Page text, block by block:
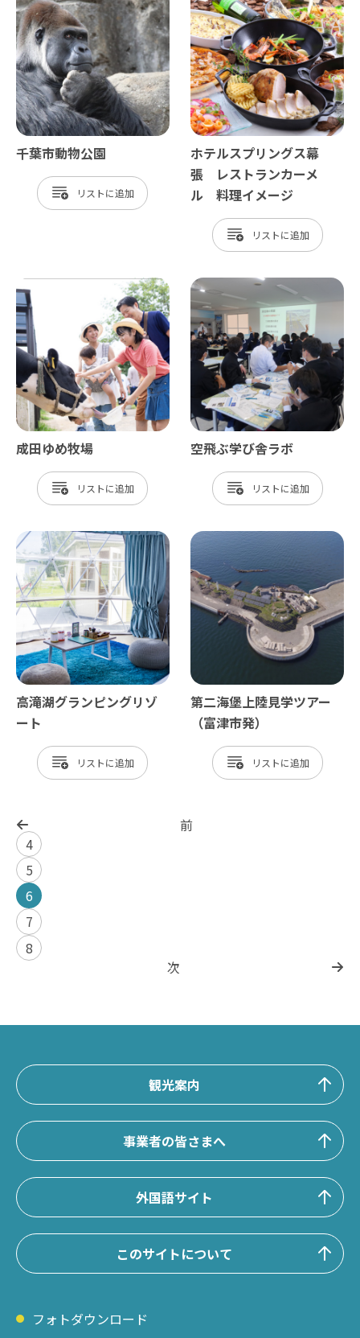
千葉市動物公園
リスト
ホテルスプリングス幕
張 レストランカーメ
ル 料理イメージ
リスト
成田ゆめ牧場
リスト
空飛ぶ学び舎ラボ
リスト
高滝湖グランピングリゾ
ート
リスト
第二海堡上陸見学ツアー
（富津市発）
リスト
前
4
5
6
7
8
次
観光案内
事業者の皆さまへ
外国語サイト
このサイトについて
フォトダウンロード